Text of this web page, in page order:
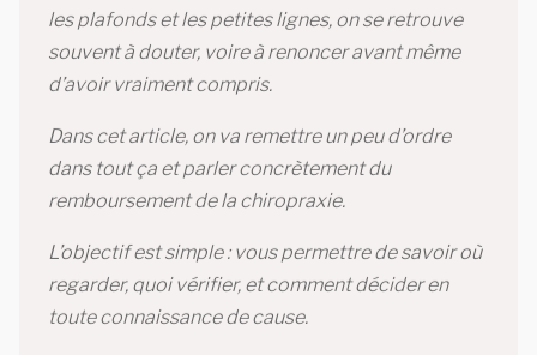
les plafonds et les petites lignes, on se retrouve
souvent à douter, voire à renoncer avant même
d’avoir vraiment compris.
Dans cet article, on va remettre un peu d’ordre
dans tout ça et parler concrètement du
remboursement de la chiropraxie.
L’objectif est simple : vous permettre de savoir où
regarder, quoi vérifier, et comment décider en
toute connaissance de cause.